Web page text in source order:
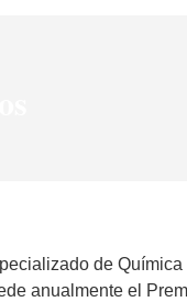
de
anualmente el